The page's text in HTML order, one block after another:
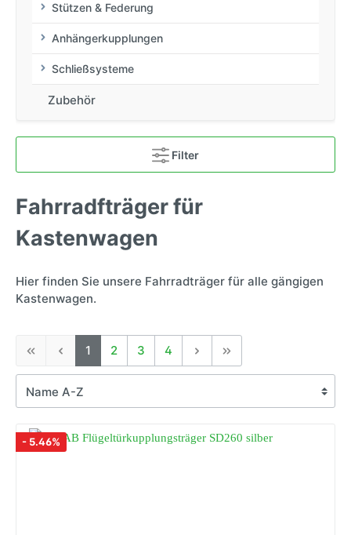
Stützen & Federung
Anhängerkupplungen
Schließsysteme
Zubehör
Filter
Fahrradfträger für
Kastenwagen
Hier finden Sie unsere Fahrradträger für alle gängigen
Kastenwagen.
1 2 3 4
- 5.46%